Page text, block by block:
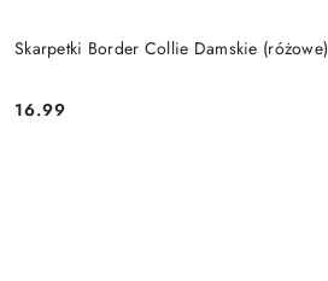
Skarpetki Border Collie Damskie (różowe)
Cena:
16.99